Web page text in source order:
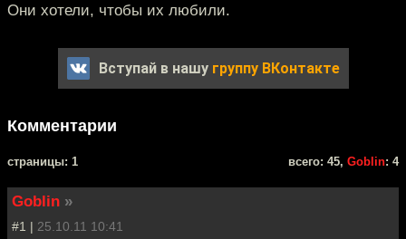
Они хотели, чтобы их любили.
Вступай в нашу группу ВКонтакте
Комментарии
cтраницы: 1 всего: 45, Goblin: 4
Goblin »
#1 | 25.10.11 10:41